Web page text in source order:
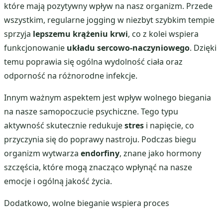
które mają pozytywny wpływ na nasz organizm. Przede
wszystkim, regularne jogging w niezbyt szybkim tempie
sprzyja lepszemu krążeniu krwi, co z kolei wspiera
funkcjonowanie układu sercowo-naczyniowego. Dzięki
temu poprawia się ogólna wydolność ciała oraz
odporność na różnorodne infekcje.
Innym ważnym aspektem jest wpływ wolnego biegania
na nasze samopoczucie psychiczne. Tego typu
aktywność skutecznie redukujestres i napięcie, co
przyczynia się do poprawy nastroju. Podczas biegu
organizm wytwarza endorfiny, znane jako hormony
szczęścia, które mogą znacząco wpłynąć na nasze
emocje i ogólną jakość życia.
Dodatkowo, wolne bieganie wspiera proces